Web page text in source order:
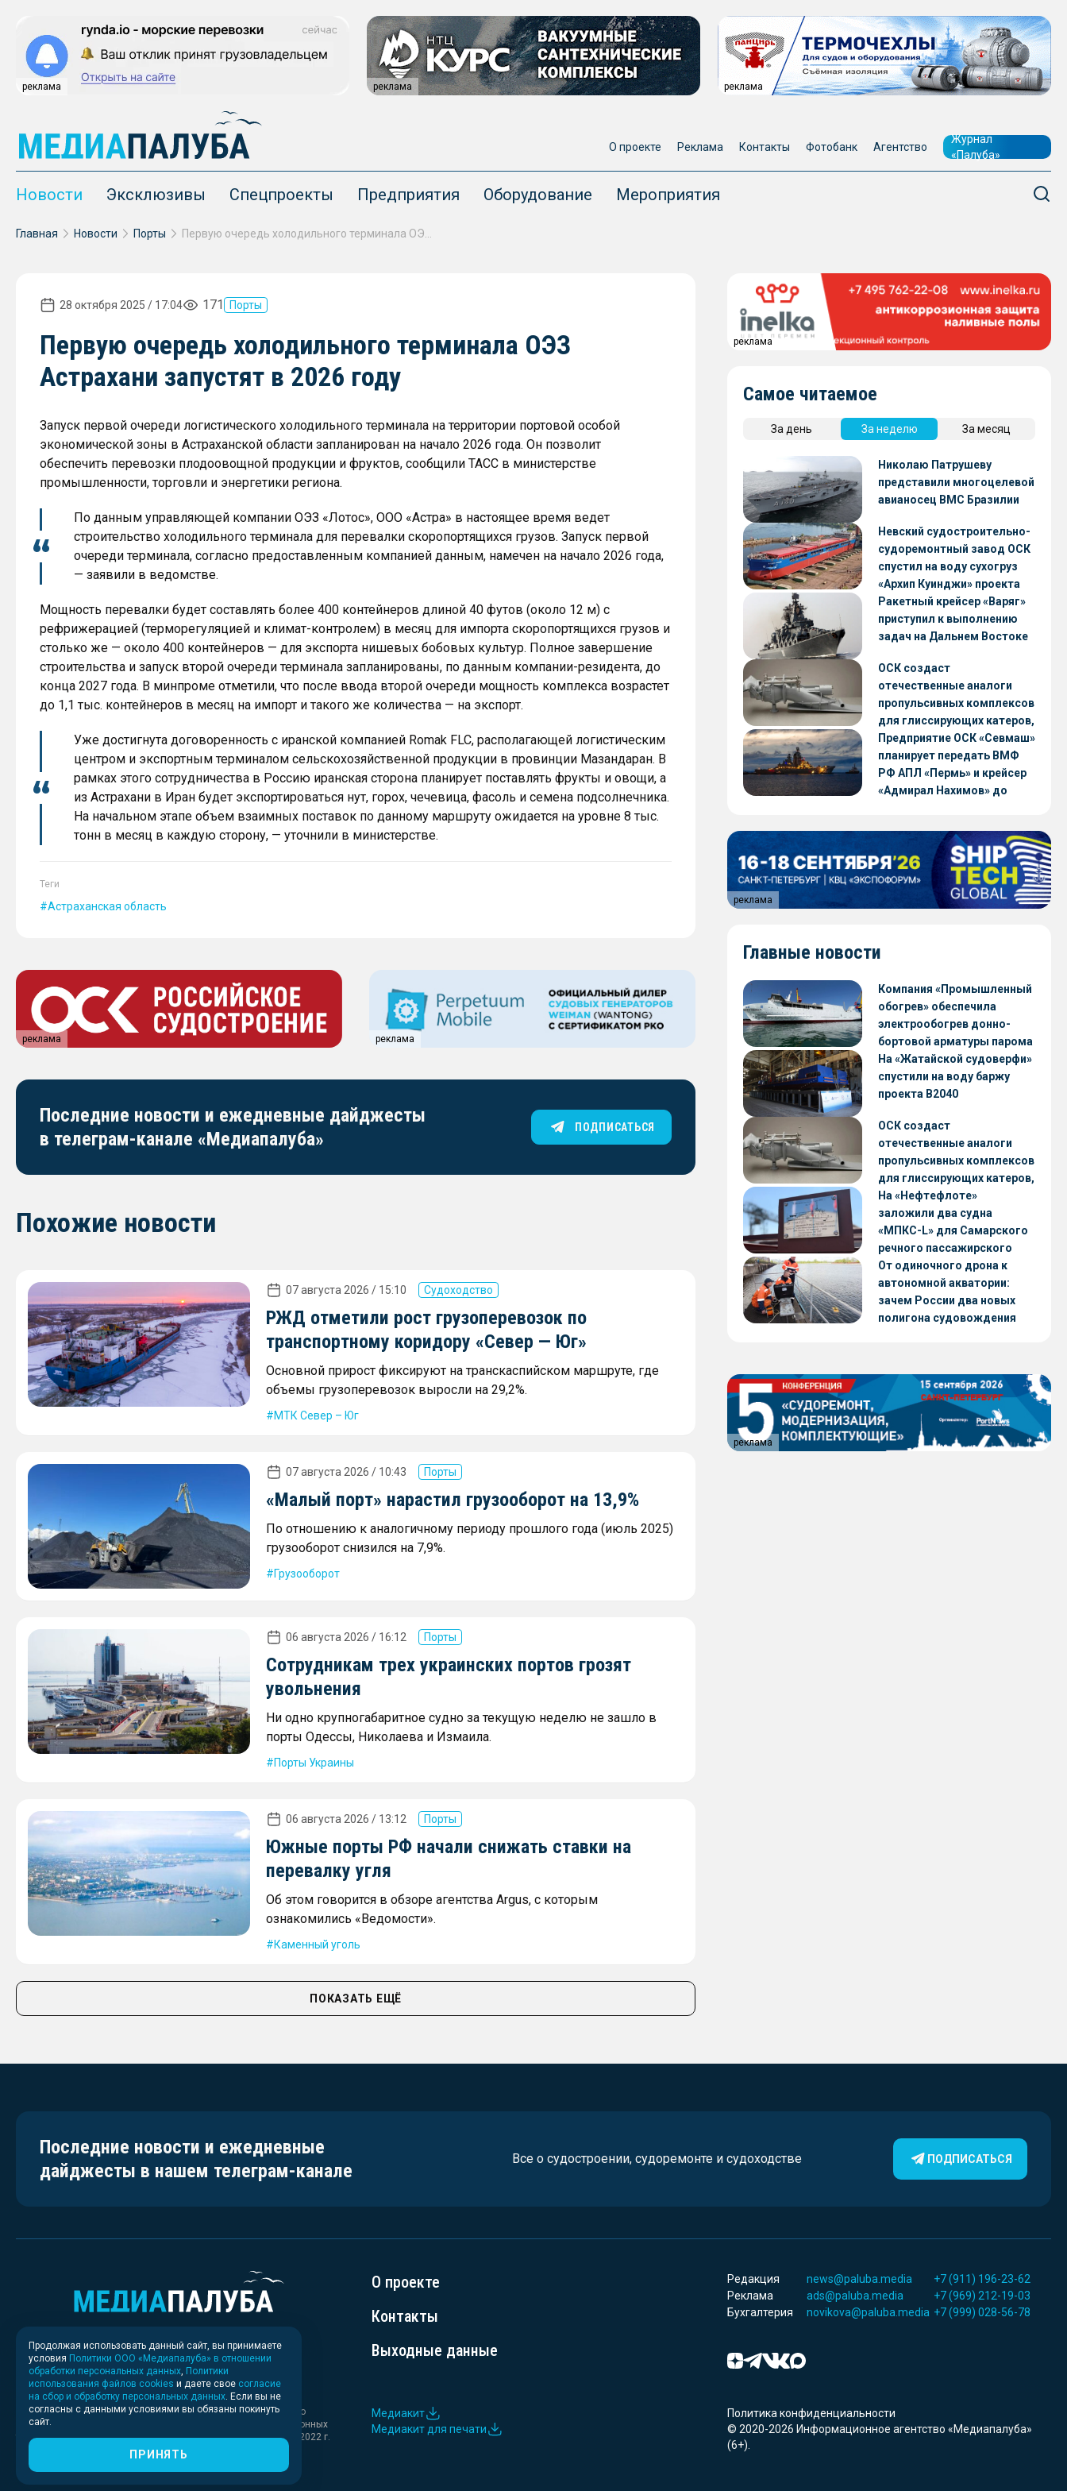
реклама реклама реклама
О проекте Реклама Контакты Фотобанк Агентство
Журнал
«Палуба»
Новости Эксклюзивы Спецпроекты Предприятия Оборудование Мероприятия
Главная Новости Порты
28 октября 2025 / 17:04 171 Порты
Первую очередь холодильного терминала ОЭЗ
Астрахани запустят в 2026 году
Запуск первой очереди логистического холодильного терминала на территории портовой особой
экономической зоны в Астраханской области запланирован на начало 2026 года. Он позволит
обеспечить перевозки плодоовощной продукции и фруктов, сообщили ТАСС в министерстве
промышленности, торговли и энергетики региона.
По данным управляющей компании ОЭЗ «Лотос», ООО «Астра» в настоящее время ведет
строительство холодильного терминала для перевалки скоропортящихся грузов. Запуск первой
очереди терминала, согласно предоставленным компанией данным, намечен на начало 2026 года,
— заявили в ведомстве.
Мощность перевалки будет составлять более 400 контейнеров длиной 40 футов (около 12 м) с
рефрижерацией (терморегуляцией и климат-контролем) в месяц для импорта скоропортящихся грузов и
столько же — около 400 контейнеров — для экспорта нишевых бобовых культур. Полное завершение
строительства и запуск второй очереди терминала запланированы, по данным компании-резидента, до
конца 2027 года. В минпроме отметили, что после ввода второй очереди мощность комплекса возрастет
до 1,1 тыс. контейнеров в месяц на импорт и такого же количества — на экспорт.
Уже достигнута договоренность с иранской компанией Romak FLC, располагающей логистическим
центром и экспортным терминалом сельскохозяйственной продукции в провинции Мазандаран. В
рамках этого сотрудничества в Россию иранская сторона планирует поставлять фрукты и овощи, а
из Астрахани в Иран будет экспортироваться нут, горох, чечевица, фасоль и семена подсолнечника.
На начальном этапе объем взаимных поставок по данному маршруту ожидается на уровне 8 тыс.
тонн в месяц в каждую сторону, — уточнили в министерстве.
Теги
Астраханская область
реклама реклама
Последние новости и ежедневные дайджесты
в телеграм-канале «Медиапалуба»
ПОДПИСАТЬСЯ
Похожие новости
07 августа 2026 / 15:10 Судоходство
РЖД отметили рост грузоперевозок по
транспортному коридору «Север — Юг»
Основной прирост фиксируют на транскаспийском маршруте, где
объемы грузоперевозок выросли на 29,2%.
МТК Север – Юг
07 августа 2026 / 10:43 Порты
«Малый порт» нарастил грузооборот на 13,9%
По отношению к аналогичному периоду прошлого года (июль 2025)
грузооборот снизился на 7,9%.
Грузооборот
06 августа 2026 / 16:12 Порты
Сотрудникам трех украинских портов грозят
увольнения
Ни одно крупногабаритное судно за текущую неделю не зашло в
порты Одессы, Николаева и Измаила.
Порты Украины
06 августа 2026 / 13:12 Порты
Южные порты РФ начали снижать ставки на
перевалку угля
Об этом говорится в обзоре агентства Argus, с которым
ознакомились «Ведомости».
Каменный уголь
ПОКАЗАТЬ ЕЩЁ
реклама
Самое читаемое
За день За неделю За месяц
Николаю Патрушеву
представили многоцелевой
авианосец ВМС Бразилии
Невский судостроительно-
судоремонтный завод ОСК
спустил на воду сухогруз
«Архип Куинджи» проекта
RSD59
Ракетный крейсер «Варяг»
приступил к выполнению
задач на Дальнем Востоке
ОСК создаст
отечественные аналоги
пропульсивных комплексов
для глиссирующих катеров,
скоростных судов и судов с
малой осадкой
Предприятие ОСК «Севмаш»
планирует передать ВМФ
РФ АПЛ «Пермь» и крейсер
«Адмирал Нахимов» до
реклама
Главные новости
Компания «Промышленный
обогрев» обеспечила
электрообогрев донно-
бортовой арматуры парома
«Петропавловск» проекта
CNF22
На «Жатайской судоверфи»
спустили на воду баржу
проекта В2040
ОСК создаст
отечественные аналоги
пропульсивных комплексов
для глиссирующих катеров,
скоростных судов и судов с
малой осадкой
На «Нефтефлоте»
заложили два судна
«МПКС-L» для Самарского
речного пассажирского
предприятия
От одиночного дрона к
автономной акватории:
зачем России два новых
полигона судовождения
реклама
Последние новости и ежедневные
дайджесты в нашем телеграм-канале
Все о судостроении, судоремонте и судоходстве ПОДПИСАТЬСЯ
О проекте
Контакты
Выходные данные
Редакция news@paluba.media
+7 (911) 196-23-62
Реклама
ads@paluba.media
+7 (969) 212-19-03
Бухгалтерия
novikova@paluba.media +7 (999) 028-56-78
Свидетельство о регистрации СМИ ИА № ФС 77 - 83037 выдано
Федеральной службой по надзору в сфере связи, информационных
технологий и массовых коммуникаций (Роскомнадзор) 30.03.2022 г.
Медиакит
Медиакит для печати
Политика конфиденциальности
© 2020-2026 Информационное агентство «Медиапалуба»
(6+).
Продолжая использовать данный сайт, вы принимаете
условия Политики ООО «Медиапалуба» в отношении
обработки персональных данных Политики
использования файлов cookies и даете свое согласие
на сбор и обработку персональных данных . Если вы не
согласны с данными условиями вы обязаны покинуть
сайт.
ПРИНЯТЬ